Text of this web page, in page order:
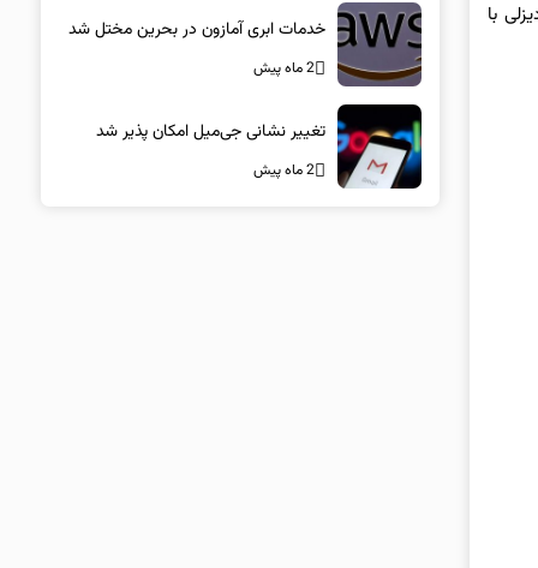
با
خدمات ابری آمازون در بحرین مختل شد
2 ماه پیش
تغییر نشانی جی‌میل امکان پذیر شد
2 ماه پیش